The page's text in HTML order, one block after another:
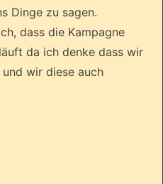
Dinge zu sagen.
dass die Kampagne
da ich denke dass wir
wir diese auch